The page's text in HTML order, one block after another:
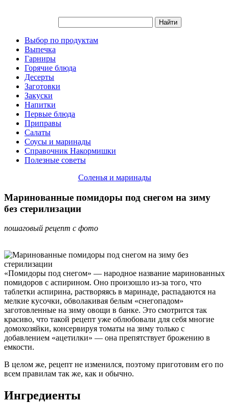
Выбор по продуктам
Выпечка
Гарниры
Горячие блюда
Десерты
Заготовки
Закуски
Напитки
Первые блюда
Приправы
Салаты
Соусы и маринады
Справочник Накормишки
Полезные советы
Соленья и маринады
Маринованные помидоры под снегом на зиму
без стерилизации
пошаговый рецепт с фото
«Помидоры под снегом» — народное название маринованных
помидоров с аспирином. Оно произошло из-за того, что
таблетки аспирина, растворяясь в маринаде, распадаются на
мелкие кусочки, обволакивая белым «снегопадом»
заготовленные на зиму овощи в банке. Это смотрится так
красиво, что такой рецепт уже облюбовали для себя многие
домохозяйки, консервируя томаты на зиму только с
добавлением «ацетилки» — она препятствует брожению в
емкости.
В целом же, рецепт не изменился, поэтому приготовим его по
всем правилам так же, как и обычно.
Ингредиенты